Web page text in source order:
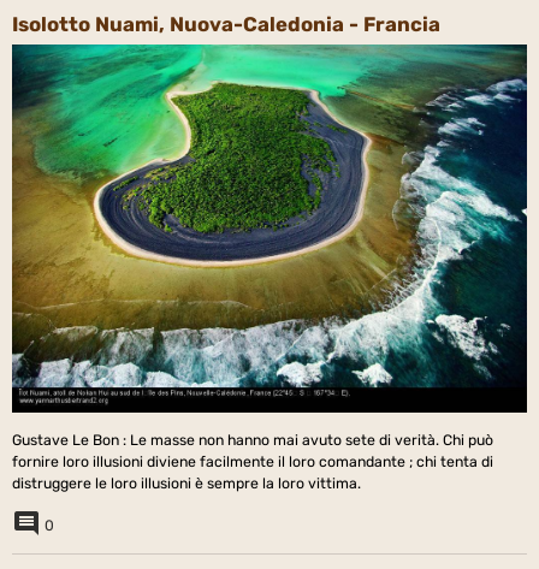
Isolotto Nuami, Nuova-Caledonia - Francia
Gustave Le Bon : Le masse non hanno mai avuto sete di verità. Chi può
fornire loro illusioni diviene facilmente il loro comandante ; chi tenta di
distruggere le loro illusioni è sempre la loro vittima.
0